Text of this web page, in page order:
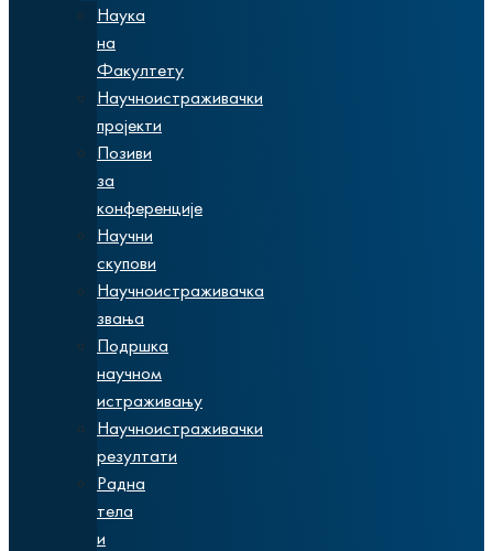
Наука
на
Факултету
Научноистраживачки
пројекти
Позиви
за
конференције
Научни
скупови
Научноистраживачка
звања
Подршка
научном
истраживању
Научноистраживачки
резултати
Радна
тела
и